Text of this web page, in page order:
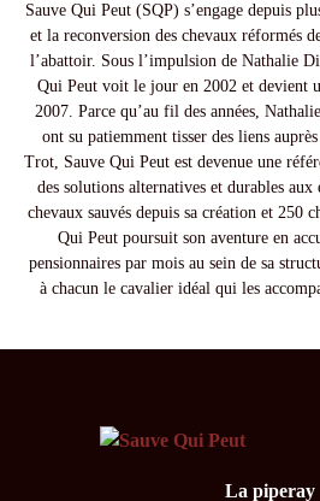
Sauve Qui Peut (SQP) s’engage depuis
et la reconversion des chevaux réformés
l’abattoir. Sous l’impulsion de Nathalie
Qui Peut voit le jour en 2002 et devient
2007. Parce qu’au fil des années,
ont su patiemment tisser des liens
Trot, Sauve Qui Peut est devenue une
des solutions alternatives et durables
chevaux sauvés depuis sa création et 250
Qui Peut poursuit son aventure en
pensionnaires par mois au sein de sa
à chacun le cavalier idéal qui les
La piperay